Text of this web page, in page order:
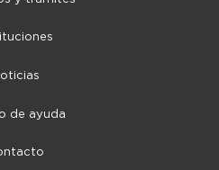
de ayuda